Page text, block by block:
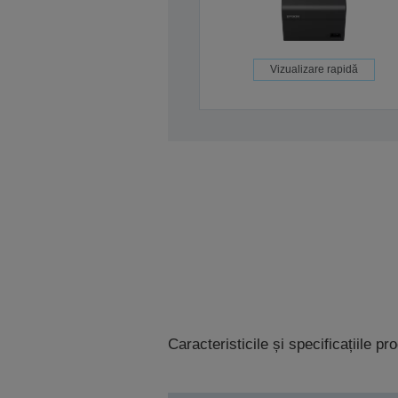
Vizualizare rapidă
Caracteristicile și specificațiile